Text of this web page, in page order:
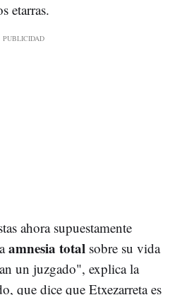
etarras.
ahora supuestamente
amnesia total sobre su vida
un juzgado", explica la
que dice que Etxezarreta es